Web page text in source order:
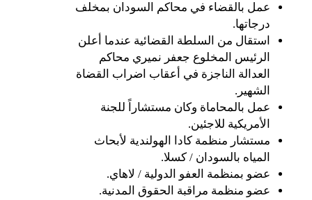
عمل بالقضاء في محاكم السودان بمخلف
درجاتها.
استقال من السلطة القضائية عندما أعلن
الرئيس المخلوع جعفر نميري محاكم
العدالة الناجزة في أعقاب اضراب القضاة
الشهير.
عمل بالمحاماة وكان مستشاراً للجنة
الأمريكية للاجئين.
مستشار منظمة كادا الهولندية لأبحاث
المياه بالسودان / كسلا.
عضو بمنظمة العفو الدولية / لاهاي.
عضو منظمة مراقبة الحقوق المدنية.